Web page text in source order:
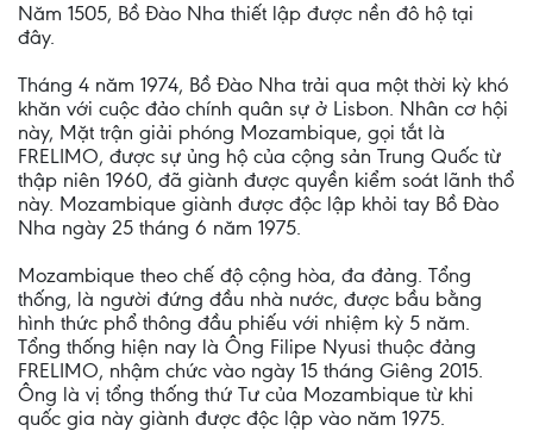
Năm 1505, Bồ Đào Nha thiết lập được nền đô hộ tại
đây.
Tháng 4 năm 1974, Bồ Đào Nha trải qua một thời kỳ khó
khăn với cuộc đảo chính quân sự ở Lisbon. Nhân cơ hội
này, Mặt trận giải phóng Mozambique, gọi tắt là
FRELIMO, được sự ủng hộ của cộng sản Trung Quốc từ
thập niên 1960, đã giành được quyền kiểm soát lãnh thổ
này. Mozambique giành được độc lập khỏi tay Bồ Đào
Nha ngày 25 tháng 6 năm 1975.
Mozambique theo chế độ cộng hòa, đa đảng. Tổng
thống, là người đứng đầu nhà nước, được bầu bằng
hình thức phổ thông đầu phiếu với nhiệm kỳ 5 năm.
Tổng thống hiện nay là Ông Filipe Nyusi thuộc đảng
FRELIMO, nhậm chức vào ngày 15 tháng Giêng 2015.
Ông là vị tổng thống thứ Tư của Mozambique từ khi
quốc gia này giành được độc lập vào năm 1975.